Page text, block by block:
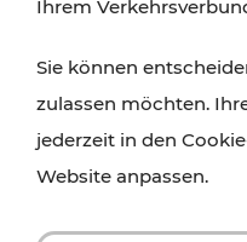
Ihrem
Sie können
zulassen möchten.
jederzeit in den
Website anpassen.